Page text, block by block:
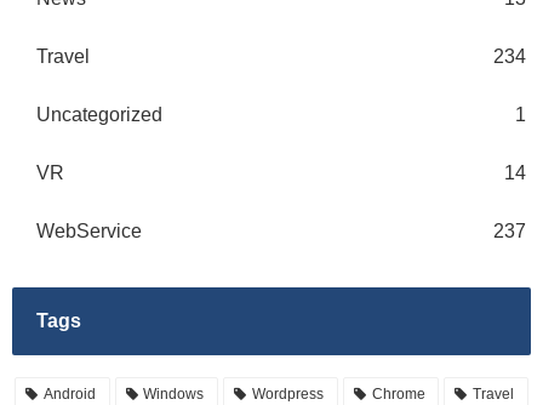
Travel 234
Uncategorized 1
VR 14
WebService 237
Tags
Android Windows Wordpress Chrome Travel